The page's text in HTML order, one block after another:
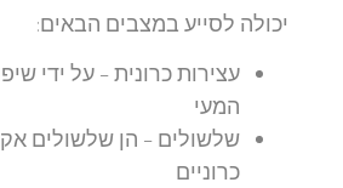
יכולה לסייע במצבים הבאים:
עצירות כרונית– על ידי
המעי
שלשולים– הן שלשולים
כרוניים